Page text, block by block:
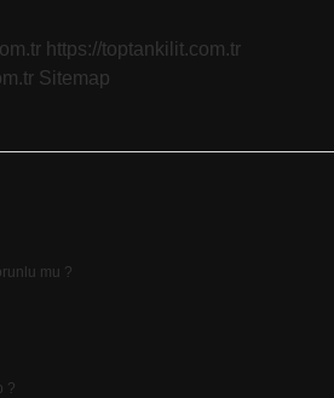
https://toptankilit.com.tr
Sitemap
mu ?
?